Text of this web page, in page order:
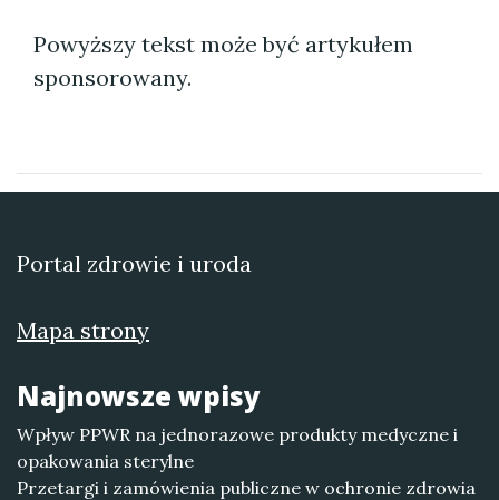
Powyższy tekst może być artykułem
sponsorowany.
Portal zdrowie i uroda
Mapa strony
Najnowsze wpisy
Wpływ PPWR na jednorazowe produkty medyczne i
opakowania sterylne
Przetargi i zamówienia publiczne w ochronie zdrowia